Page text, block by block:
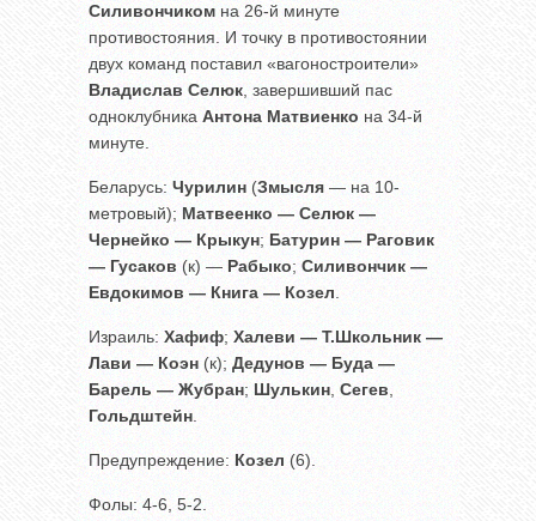
Силивончиком на 26-й минуте
противостояния. И точку в противостоянии
двух команд поставил «вагоностроители»
Владислав Селюк , завершивший пас
одноклубника Антона Матвиенко на 34-й
минуте.
Беларусь: Чурилин (Змысля — на 10-
метровый); Матвеенко — Селюк —
Чернейко — Крыкун; Батурин — Раговик
— Гусаков (к) — Рабыко; Силивончик —
Евдокимов — Книга — Козел
Израиль: Хафиф; Халеви — Т.Школьник —
Лави — Коэн (к); Дедунов — Буда —
Барель — Жубран; Шулькин Сегев
Гольдштейн
Предупреждение: Козел (6).
Фолы: 4-6, 5-2.